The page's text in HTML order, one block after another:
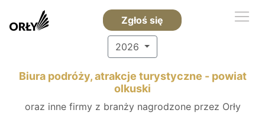
Zgłoś się
2026
Biura podróży, atrakcje turystyczne - powiat
olkuski
oraz inne firmy z branży nagrodzone przez Orły